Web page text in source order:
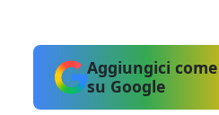
Aggiungici
su Google